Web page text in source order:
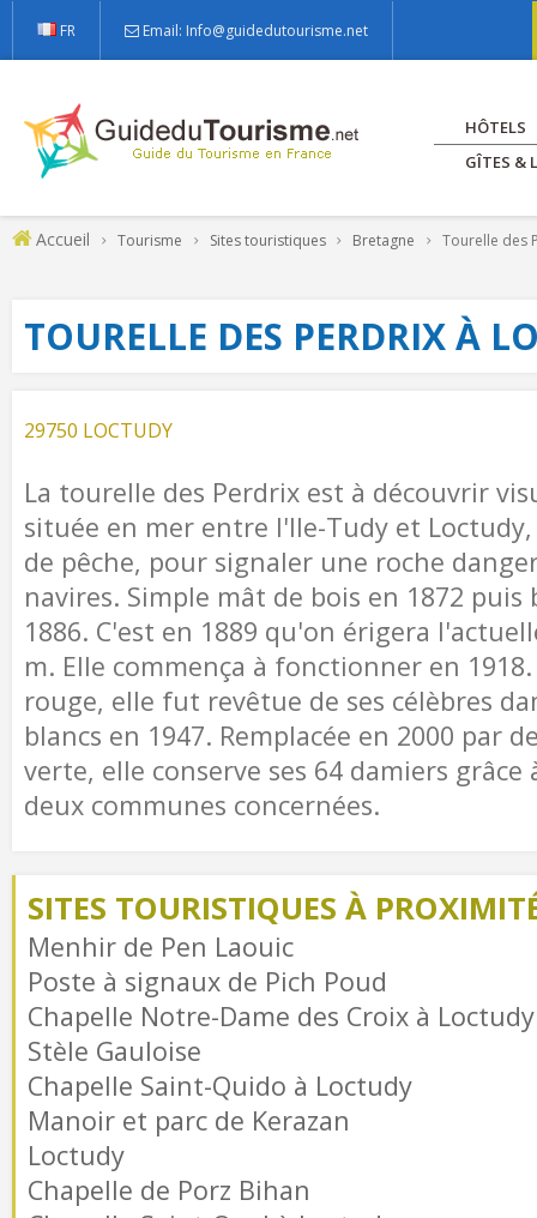
FR Email: Info@guidedutourisme.net
HÔTELS
GÎTES &
Accueil Tourisme Sites touristiques Bretagne Tourelle des
TOURELLE DES PERDRIX À
29750 LOCTUDY
La tourelle des Perdrix est à découvrir
située en mer entre l'Ile-Tudy et
de pêche, pour signaler une roche
navires. Simple mât de bois en 1872 puis
1886. C'est en 1889 qu'on érigera
m. Elle commença à fonctionner en
rouge, elle fut revêtue de ses célèbres
blancs en 1947. Remplacée en 2000 par
verte, elle conserve ses 64 damiers grâce
deux communes concernées.
SITES TOURISTIQUES À
Menhir de Pen Laouic
Poste à signaux de Pich Poud
Chapelle Notre-Dame des Croix à Loctudy
Stèle Gauloise
Chapelle Saint-Quido à Loctudy
Manoir et parc de Kerazan
Loctudy
Chapelle de Porz Bihan